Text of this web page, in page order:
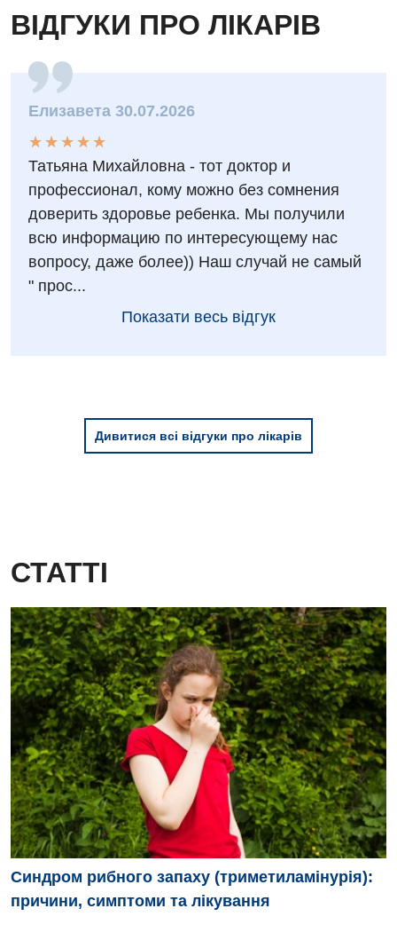
ВІДГУКИ ПРО ЛІКАРІВ
Елизавета 30.07.2026
★
★
★
★
★
★ ★ ★ ★ ★
Татьяна Михайловна - тот доктор и
профессионал, кому можно без сомнения
доверить здоровье ребенка. Мы получили
всю информацию по интересующему нас
вопросу, даже более)) Наш случай не самый
" прос...
Показати весь відгук
Дивитися всі відгуки про лікарів
СТАТТІ
Синдром рибного запаху (триметиламінурія):
причини, симптоми та лікування